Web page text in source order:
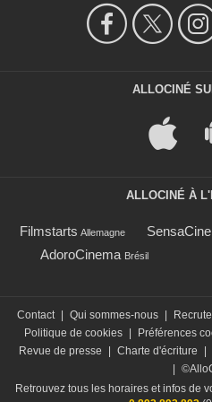
ALLOCINÉ
ALLOCINÉ À
Filmstarts Allemagne SensaCine
AdoroCinema Brésil
Contact Qui sommes-nous
Politique de cookies
Préférences
Revue de presse
Charte d'écriture
Retrouvez tous les horaires et infos de